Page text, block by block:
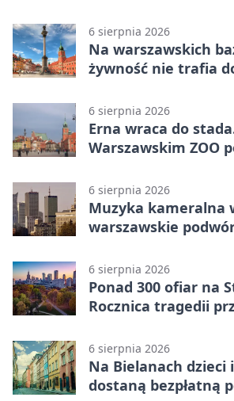
6 sierpnia 2026
Na warszawskich
żywność nie trafia
6 sierpnia 2026
Erna wraca do
Warszawskim ZOO
6 sierpnia 2026
Muzyka kameralna
warszawskie
6 sierpnia 2026
Ponad 300 ofiar na
Rocznica tragedii
6 sierpnia 2026
Na Bielanach dzieci
dostaną bezpłatną